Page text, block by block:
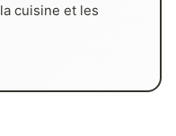
cuisine et les